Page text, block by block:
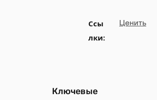
Ссы
лки:
Ценить
Ключевые